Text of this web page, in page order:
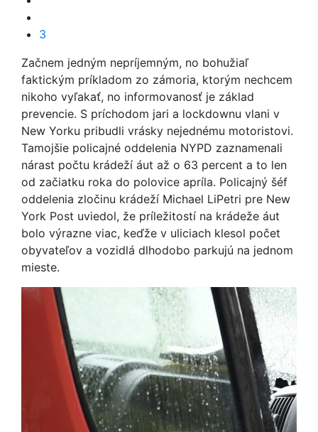
3
Začnem jedným nepríjemným, no bohužiaľ
faktickým príkladom zo zámoria, ktorým nechcem
nikoho vyľakať, no informovanosť je základ
prevencie. S príchodom jari a lockdownu vlani v
New Yorku pribudli vrásky nejednému motoristovi.
Tamojšie policajné oddelenia NYPD zaznamenali
nárast počtu krádeží áut až o 63 percent a to len
od začiatku roka do polovice apríla. Policajný šéf
oddelenia zločinu krádeží Michael LiPetri pre New
York Post uviedol, že príležitostí na krádeže áut
bolo výrazne viac, keďže v uliciach klesol počet
obyvateľov a vozidlá dlhodobo parkujú na jednom
mieste.